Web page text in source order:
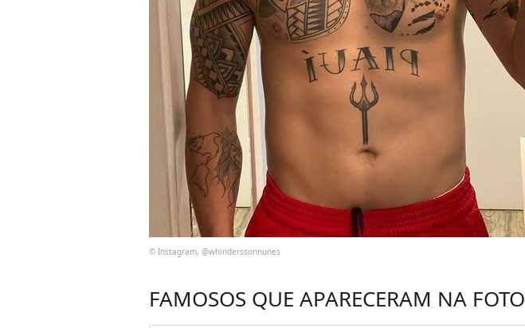
© Instagram, @whinderssonnunes
FAMOSOS QUE APARECERAM NA FOTO